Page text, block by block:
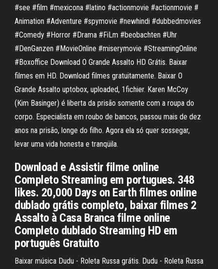
#see #film #mexicona #latino #actionmovie #actionmovie #
Animation #Adventure #spymovie #newhindi #dubbedmovies
#Comedy #Horror #Drama #FiLm #beobachten #Uhr
#DenGanzen #MovieOnline #miserymovie #StreamingOnline
#Boxoffice Download O Grande Assalto HD Grátis. Baixar
filmes em HD. Download filmes gratuitamente. Baixar O
Grande Assalto uptobox, uploaded, 1fichier. Karen McCoy
(Kim Basinger) é liberta da prisão somente com a roupa do
corpo. Especialista em roubo de bancos, passou mais de dez
anos na prisão, longe do filho. Agora ela só quer sossegar,
levar uma vida honesta e tranqüila.
Download e Assistir filme online
Completo Streaming em portugues. 348
likes. 20,000 Days on Earth filmes online
dublado grátis completo, baixar filmes 2
Assalto à Casa Branca filme online
Completo dublado Streaming HD em
português Gratuito
Baixar música Dudu - Roleta Russa grátis. Dudu - Roleta Russa